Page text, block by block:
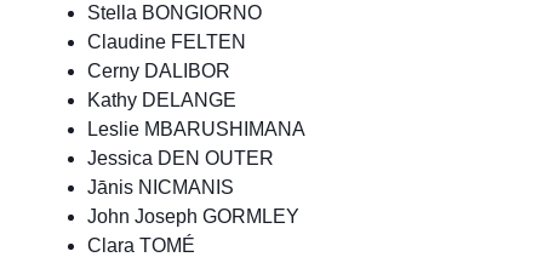
Stella BONGIORNO
Claudine FELTEN
Cerny DALIBOR
Kathy DELANGE
Leslie MBARUSHIMANA
Jessica DEN OUTER
Jānis NICMANIS
John Joseph GORMLEY
Clara TOMÉ